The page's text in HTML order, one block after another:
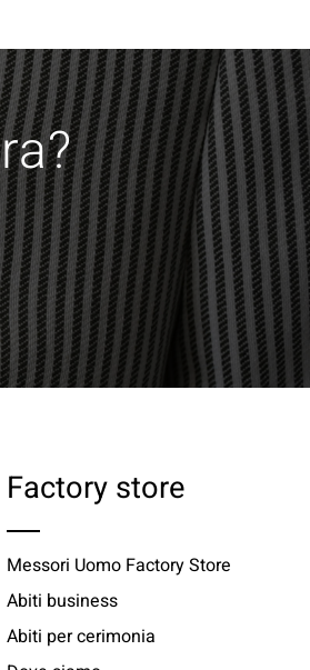
Factory store
Messori Uomo Factory Store
Abiti business
Abiti per cerimonia